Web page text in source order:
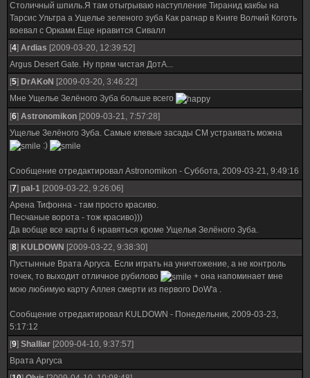
Столичный шпиль.Я там отыгрываю наступление Тиранид какбы на
Тарсис Ультра а Ущелье зеленого зуба Как рагнар в Книге Волчий Коготь
воевал с Орками.Еще нравится Сивалл
[4] Ardias [2009-03-20, 12:39:52]
Argus Desert Gate. Ну прям чистая ДотА...
[5] DrAKoN [2009-03-20, 3:46:22]
Мне Ущелье Зелёного Зуба больше всего
[6] Astronomikon [2009-03-21, 7:57:28]
Ущелье Зелёного Зуба. Самые клевые засады СМ устраивать можна
:)
Сообщение отредактировал Astronomikon - Суббота, 2009-03-21, 9:49:16
[7] pal-1 [2009-03-22, 9:26:06]
Арена Тифонна - там просто красиво.
Песчаные ворота - тож красиво)))
Да вобще все карты 6 нравяться кроме Ущелья Зелёного Зуба.
[8] KULDOWN [2009-03-22, 9:38:30]
Пустынные Врата Аргуса. Если играть на уничтожение, а не контроль
точек, то выходит отличное рубилово
+ она напоминает мне
мою любимую карту Аллея смерти из первого DoW'а .
Сообщение отредактировал KULDOWN - Понедельник, 2009-03-23,
5:17:12
[9] Shalliar [2009-04-10, 9:37:57]
Врата Аргуса